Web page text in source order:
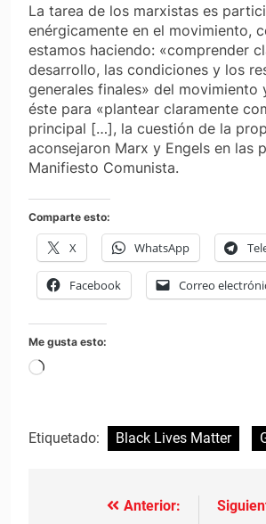
La tarea de los marxistas es
enérgicamente en el movimiento,
estamos haciendo: «comprender
desarrollo, las condiciones y los
generales finales» del movimiento
éste para «plantear claramente
principal […], la cuestión de la
aconsejaron Marx y Engels en las
Manifiesto Comunista.
Comparte esto:
X WhatsApp
Facebook Correo
Me gusta esto:
Cargando...
Etiquetado: Black Lives Matter
Navegación
Anterior: